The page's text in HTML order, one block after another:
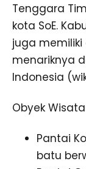
Tenggara
kota SoE.
juga
menariknya
Indonesia
Obyek
Pantai
batu